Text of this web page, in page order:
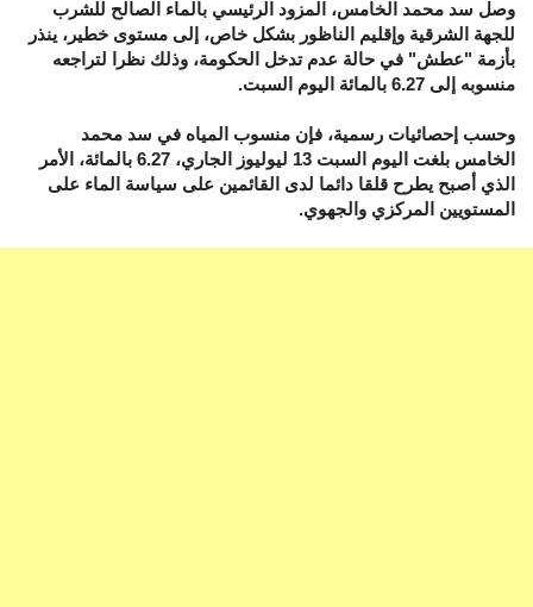
وصل سد محمد الخامس، المزود الرئيسي بالماء الصالح للشرب
للجهة الشرقية وإقليم الناظور بشكل خاص، إلى مستوى خطير، ينذر
بأزمة "عطش" في حالة عدم تدخل الحكومة، وذلك نظرا لتراجعه
منسوبه إلى 6.27 بالمائة اليوم السبت.
وحسب إحصائيات رسمية، فإن منسوب المياه في سد محمد
الخامس بلغت اليوم السبت 13 ليوليوز الجاري، 6.27 بالمائة، الأمر
الذي أصبح يطرح قلقا دائما لدى القائمين على سياسة الماء على
المستويين المركزي والجهوي.